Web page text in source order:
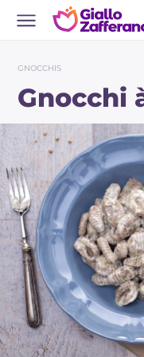
GNOCCHIS
Gnocchi